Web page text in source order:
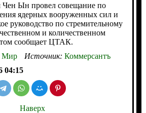
Ын провел совещание по
ядерных вооруженных сил и
руководство по стремительному
и количественном
сообщает ЦТАК.
Источник: Коммерсантъ
04:15
Наверх